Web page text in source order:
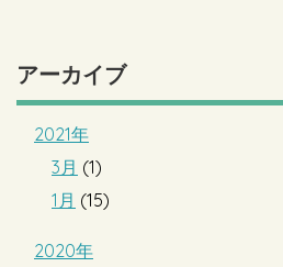
アーカイブ
2021年
3月 (1)
1月 (15)
2020年